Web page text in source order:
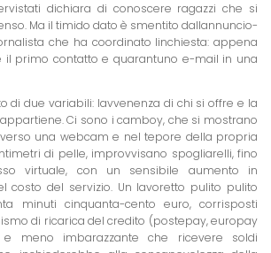
dichiara di conoscere ragazzi che si
Ma il timido dato è smentito dallannuncio-
che ha coordinato linchiesta: appena
il primo contatto e quarantuno e-mail in una
di due variabili: lavvenenza di chi si offre e la
Ci sono i camboy, che si mostrano
una webcam e nel tepore della propria
di pelle, improvvisano spogliarelli, fino
virtuale, con un sensibile aumento in
costo del servizio. Un lavoretto pulito pulito
minuti cinquanta-cento euro, corrisposti
di ricarica del credito (postepay, europay
meno imbarazzante che ricevere soldi